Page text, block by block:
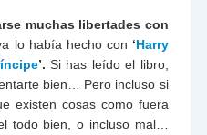
muchas libertades con
lo había hecho con ‘Harry
’. Si has leído el libro,
bien… Pero incluso si
existen cosas como fuera
todo bien, o incluso mal…